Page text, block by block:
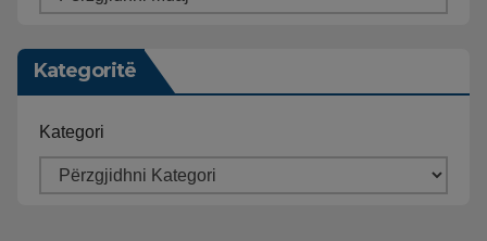
Kategoritë
Kategori